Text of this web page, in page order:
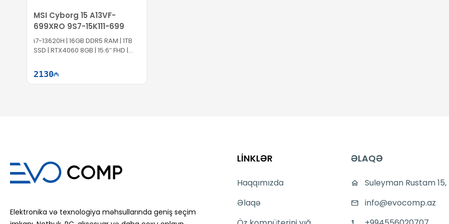
MSI Cyborg 15 A13VF-
699XRO 9S7-15K111-699
i7-13620H | 16GB DDR5 RAM | 1TB
SSD | RTX4060 8GB | 15.6″ FHD |
2130
Elektronika və texnologiya məhsullarında geniş seçim
LİNKLƏR
Haqqımızda
Əlaqə
ƏLAQƏ
Suleyman Rustam 15,
info@evocomp.az